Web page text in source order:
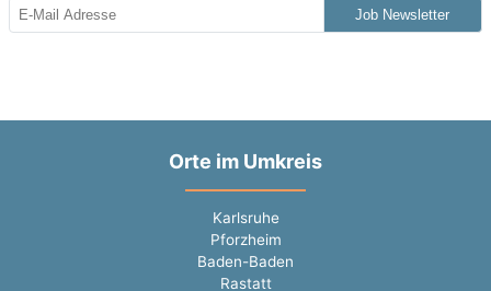
Job Newsletter
Orte im Umkreis
Karlsruhe
Pforzheim
Baden-Baden
Rastatt